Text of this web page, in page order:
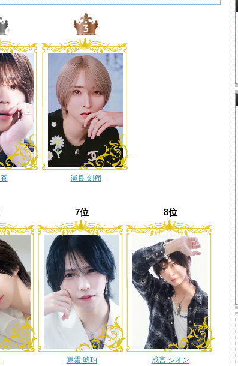
瀬良 剣翔
7位
東雲 琥珀
8位
成宮 シオン